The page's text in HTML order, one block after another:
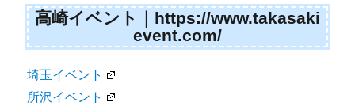
高崎イベント｜https://www.takasaki
event.com/
埼玉イベント
所沢イベント